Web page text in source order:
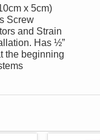
x 5cm)
Screw
and Strain
Has ½”
the beginning